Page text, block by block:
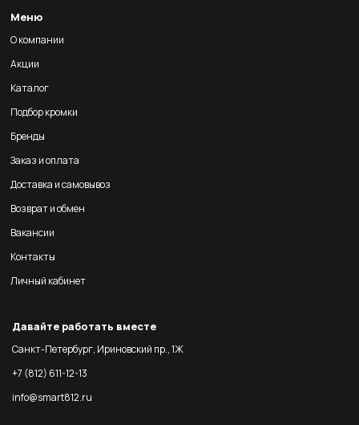
Меню
О компании
Акции
Каталог
Подбор кромки
Бренды
Заказ и оплата
Доставка и самовывоз
Возврат и обмен
Вакансии
Контакты
Личный кабинет
Давайте работать вместе
Санкт-Петербург, Ириновский пр., 1Ж
+7 (812) 611-12-13
info@smart812.ru